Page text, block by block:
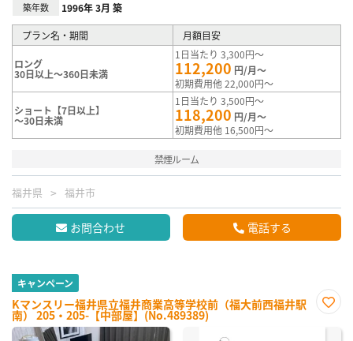
築年数 1996年 3月 築
プラン名・期間 月額目安
ロング
30日以上～360日未満
1日当たり 3,300円～
112,200 円/月～
初期費用他 22,000円～
ショート【7日以上】
～30日未満
1日当たり 3,500円～
118,200 円/月～
初期費用他 16,500円～
禁煙ルーム
福井県 福井市
お問合わせ 電話する
キャンペーン
Kマンスリー福井県立福井商業高等学校前（福大前西福井駅
南） 205・205-【中部屋】(No.489389)
に入